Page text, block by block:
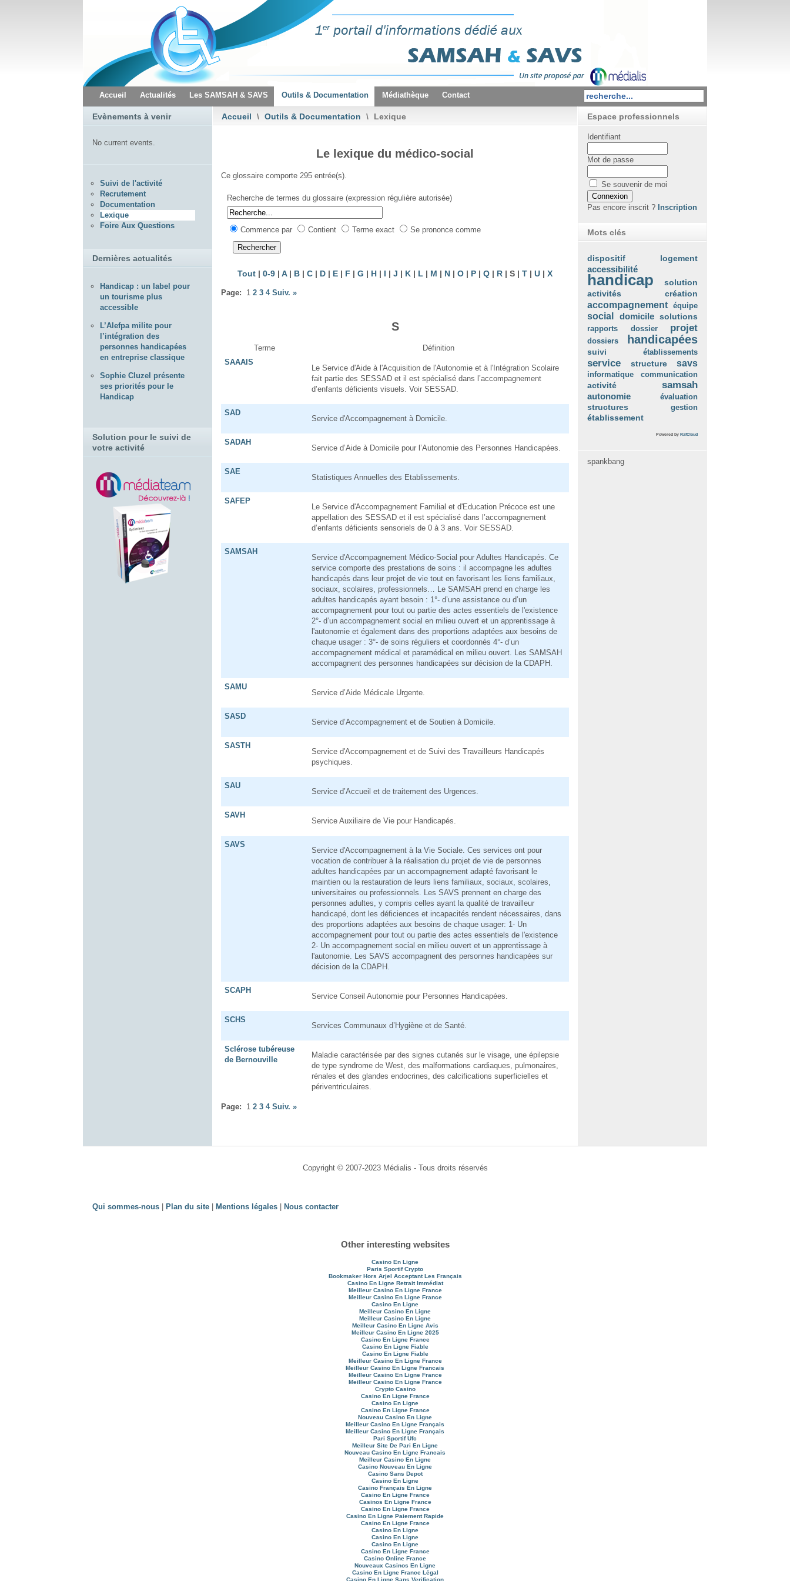
Accueil Actualités Les SAMSAH & SAVS Outils & Documentation Médiathèque Contact
Accueil \ Outils & Documentation \ Lexique
Le lexique du médico-social
Ce glossaire comporte 295 entrée(s).
Recherche de termes du glossaire (expression régulière autorisée)
Commence par Contient Terme exact Se prononce comme
Tout | 0-9 | A| B | C | D | E | F | G | H | I | J | K | L | M | N | O | P | Q | R | S | T | U | X
Page: 1 2 3 4 Suiv. »
S
Terme
Définition
SAAAIS
Le Service d'Aide à l'Acquisition de l'Autonomie et à l'Intégration Scolaire
fait partie des SESSAD et il est spécialisé dans l’accompagnement
d’enfants déficients visuels. Voir SESSAD.
SAD
Service d'Accompagnement à Domicile.
SADAH
Service d’Aide à Domicile pour l’Autonomie des Personnes Handicapées.
SAE
Statistiques Annuelles des Etablissements.
SAFEP
Le Service d'Accompagnement Familial et d'Education Précoce est une
appellation des SESSAD et il est spécialisé dans l’accompagnement
d’enfants déficients sensoriels de 0 à 3 ans. Voir SESSAD.
SAMSAH
Service d'Accompagnement Médico-Social pour Adultes Handicapés. Ce
service comporte des prestations de soins : il accompagne les adultes
handicapés dans leur projet de vie tout en favorisant les liens familiaux,
sociaux, scolaires, professionnels… Le SAMSAH prend en charge les
adultes handicapés ayant besoin : 1°- d’une assistance ou d’un
accompagnement pour tout ou partie des actes essentiels de l'existence
2°- d’un accompagnement social en milieu ouvert et un apprentissage à
l'autonomie et également dans des proportions adaptées aux besoins de
chaque usager : 3°- de soins réguliers et coordonnés 4°- d’un
accompagnement médical et paramédical en milieu ouvert. Les SAMSAH
accompagnent des personnes handicapées sur décision de la CDAPH.
SAMU
Service d’Aide Médicale Urgente.
SASD
Service d’Accompagnement et de Soutien à Domicile.
SASTH
Service d'Accompagnement et de Suivi des Travailleurs Handicapés
psychiques.
SAU
Service d’Accueil et de traitement des Urgences.
SAVH
Service Auxiliaire de Vie pour Handicapés.
SAVS
Service d'Accompagnement à la Vie Sociale. Ces services ont pour
vocation de contribuer à la réalisation du projet de vie de personnes
adultes handicapées par un accompagnement adapté favorisant le
maintien ou la restauration de leurs liens familiaux, sociaux, scolaires,
universitaires ou professionnels. Les SAVS prennent en charge des
personnes adultes, y compris celles ayant la qualité de travailleur
handicapé, dont les déficiences et incapacités rendent nécessaires, dans
des proportions adaptées aux besoins de chaque usager: 1- Un
accompagnement pour tout ou partie des actes essentiels de l'existence
2- Un accompagnement social en milieu ouvert et un apprentissage à
l'autonomie. Les SAVS accompagnent des personnes handicapées sur
décision de la CDAPH.
SCAPH
Service Conseil Autonomie pour Personnes Handicapées.
SCHS
Services Communaux d’Hygiène et de Santé.
Sclérose tubéreuse
de Bernouville
Maladie caractérisée par des signes cutanés sur le visage, une épilepsie
de type syndrome de West, des malformations cardiaques, pulmonaires,
rénales et des glandes endocrines, des calcifications superficielles et
périventriculaires.
Page: 1 2 3 4 Suiv. »
Evènements à venir
No current events.
Suivi de l'activité
Recrutement
Documentation
Lexique
Foire Aux Questions
Dernières actualités
Handicap : un label pour
un tourisme plus
accessible
L’Alefpa milite pour
l’intégration des
personnes handicapées
en entreprise classique
Sophie Cluzel présente
ses priorités pour le
Handicap
Solution pour le suivi de
votre activité
Espace professionnels
Identifiant
Mot de passe
Se souvenir de moi
Pas encore inscrit ? Inscription
Mots clés
dispositif logement
accessibilité
handicap
solution
activités
création
accompagnement équipe
social domicile
solutions
rapports
dossier projet
dossiers handicapées
suivi établissements
service structure savs
informatique
communication
activité
samsah
autonomie
évaluation
structures
gestion
établissement
Powered by RafCloud
spankbang
Copyright © 2007-2023 Médialis - Tous droits réservés
Qui sommes-nous Plan du site Mentions légales Nous contacter
Other interesting websites
Casino En Ligne
Paris Sportif Crypto
Bookmaker Hors Arjel Acceptant Les Français
Casino En Ligne Retrait Immédiat
Meilleur Casino En Ligne France
Meilleur Casino En Ligne France
Casino En Ligne
Meilleur Casino En Ligne
Meilleur Casino En Ligne
Meilleur Casino En Ligne Avis
Meilleur Casino En Ligne 2025
Casino En Ligne France
Casino En Ligne Fiable
Casino En Ligne Fiable
Meilleur Casino En Ligne France
Meilleur Casino En Ligne Francais
Meilleur Casino En Ligne France
Meilleur Casino En Ligne France
Crypto Casino
Casino En Ligne France
Casino En Ligne
Casino En Ligne France
Nouveau Casino En Ligne
Meilleur Casino En Ligne Français
Meilleur Casino En Ligne Français
Pari Sportif Ufc
Meilleur Site De Pari En Ligne
Nouveau Casino En Ligne Francais
Meilleur Casino En Ligne
Casino Nouveau En Ligne
Casino Sans Depot
Casino En Ligne
Casino Français En Ligne
Casino En Ligne France
Casinos En Ligne France
Casino En Ligne France
Casino En Ligne Paiement Rapide
Casino En Ligne France
Casino En Ligne
Casino En Ligne
Casino En Ligne
Casino En Ligne France
Casino Online France
Nouveaux Casinos En Ligne
Casino En Ligne France Légal
Casino En Ligne Sans Verification